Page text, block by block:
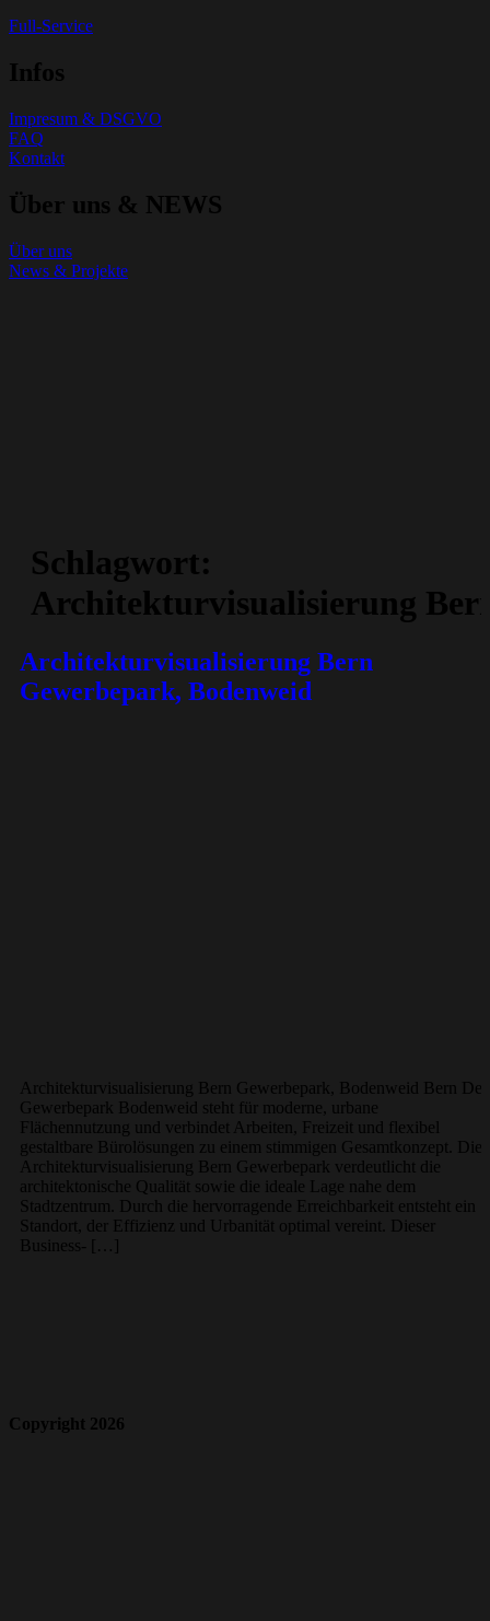
Full-Service
Infos
Impresum & DSGVO
FAQ
Kontakt
Über uns & NEWS
Über uns
News & Projekte
Schlagwort:
Architekturvisualisierung
Architekturvisualisierung Bern
Gewerbepark, Bodenweid
Architekturvisualisierung Bern Gewerbepark, Bodenweid Bern Der
Gewerbepark Bodenweid steht für moderne, urbane
Flächennutzung und verbindet Arbeiten, Freizeit und flexibel
gestaltbare Bürolösungen zu einem stimmigen Gesamtkonzept. Die
Architekturvisualisierung Bern Gewerbepark verdeutlicht die
architektonische Qualität sowie die ideale Lage nahe dem
Stadtzentrum. Durch die hervorragende Erreichbarkeit entsteht ein
Standort, der Effizienz und Urbanität optimal vereint. Dieser
Business- […]
Copyright 2026